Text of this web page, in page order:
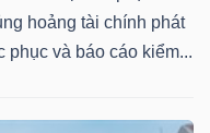
hoảng tài chính phát
và báo cáo kiểm...